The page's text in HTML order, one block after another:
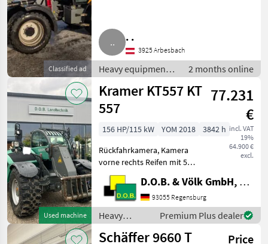
Classified ad
. .
3925 Arbesbach
Heavy equipment/
construction
machines /
Telehandlers/
telescopic loaders
2 months online
Used machine
Kramer KT557 KT
557
77.231
€
incl. VAT
19%
64.900 €
excl.
156 HP/115 kW YOM 2018
3842 h
Rückfahrkamera, Kamera
vorne rechts Reifen mit 500
BH KT 557 mit hydr.
verriegelung
Kippenanschluss
Reversierlüfter TÜV neu agri
gear type: Hydrostatic
drive, atta
D.O.B. & Völk GmbH, Filiale Regensburg
93055 Regensburg
Heavy
equipment/
construction
Premium Plus dealer
Schäffer 9660 T
Price